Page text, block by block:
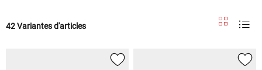
42 Variantes d'articles